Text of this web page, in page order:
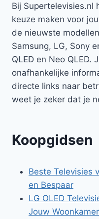
Bij Supertelevisies.nl
keuze maken voor
de nieuwste
Samsung, LG, Sony
QLED en Neo QLED.
onafhankelijke
directe links naar
weet je zeker dat je
Koopgidsen
Beste Televisies
en Bespaar
LG OLED
Jouw Woonkamer